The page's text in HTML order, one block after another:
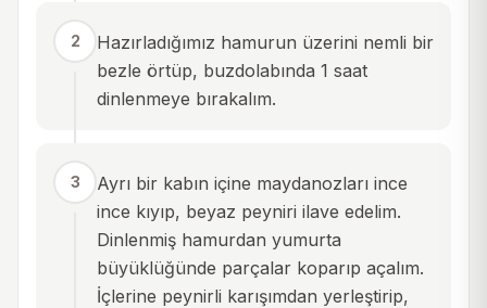
2
Hazırladığımız hamurun üzerini nemli bir
bezle örtüp, buzdolabında 1 saat
dinlenmeye bırakalım.
3
Ayrı bir kabın içine maydanozları ince
ince kıyıp, beyaz peyniri ilave edelim.
Dinlenmiş hamurdan yumurta
büyüklüğünde parçalar koparıp açalım.
İçlerine peynirli karışımdan yerleştirip,